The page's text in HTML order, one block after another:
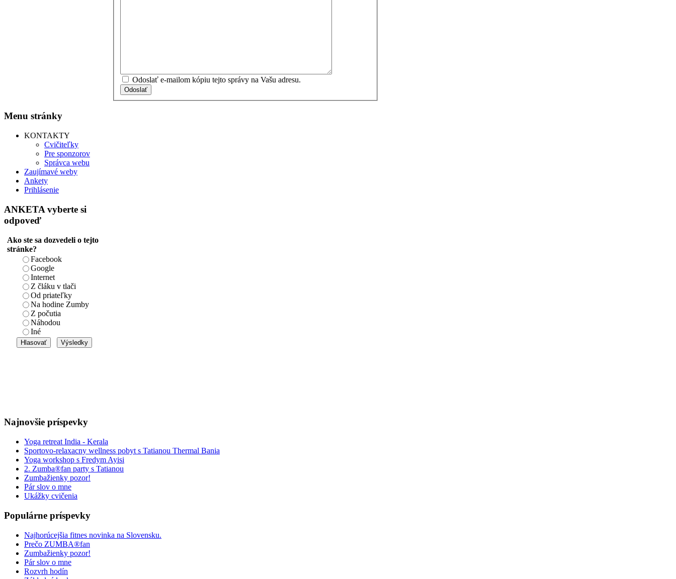
Odoslať e-mailom kópiu tejto správy na Vašu adresu.
Odoslať
Menu stránky
KONTAKTY
Cvičiteľky
Pre sponzorov
Správca webu
Zaujímavé weby
Ankety
Prihlásenie
ANKETA vyberte si
odpoveď
Ako ste sa dozvedeli o tejto
stránke?
Facebook
Google
Internet
Z čláku v tlači
Od priateľky
Na hodine Zumby
Z počutia
Náhodou
Iné
Najnovšie príspevky
Yoga retreat India - Kerala
Sportovo-relaxacny wellness pobyt s Tatianou Thermal Bania
Yoga workshop s Fredym Ayisi
2. Zumba®fan party s Tatianou
Zumbažienky pozor!
Pár slov o mne
Ukážky cvičenia
Populárne príspevky
Najhorúcejšia fitnes novinka na Slovensku.
Prečo ZUMBA®fan
Zumbažienky pozor!
Pár slov o mne
Rozvrh hodín